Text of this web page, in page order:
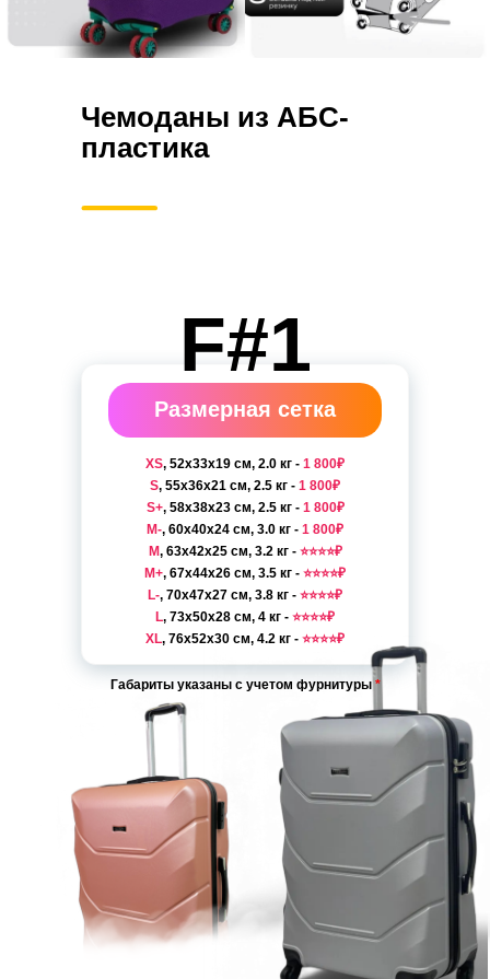
Чемоданы из АБС-
пластика
Размерная сетка
XS, 52x33x19 см, 2.0 кг - 1 800₽
S, 55x36x21 см, 2.5 кг - 1 800₽
S+, 58x38x23 см, 2.5 кг - 1 800₽
M-, 60x40x24 см, 3.0 кг - 1 800₽
M, 63x42x25 см, 3.2 кг - ⭐️⭐️⭐️⭐️₽
M+, 67x44x26 см, 3.5 кг - ⭐️⭐️⭐️⭐️₽
L-, 70x47x27 см, 3.8 кг - ⭐️⭐️⭐️⭐️₽
L, 73x50x28 см, 4 кг - ⭐️⭐️⭐️⭐️₽
XL, 76x52x30 см, 4.2 кг - ⭐️⭐️⭐️⭐️₽
F#1
Габариты указаны с учетом фурнитуры *